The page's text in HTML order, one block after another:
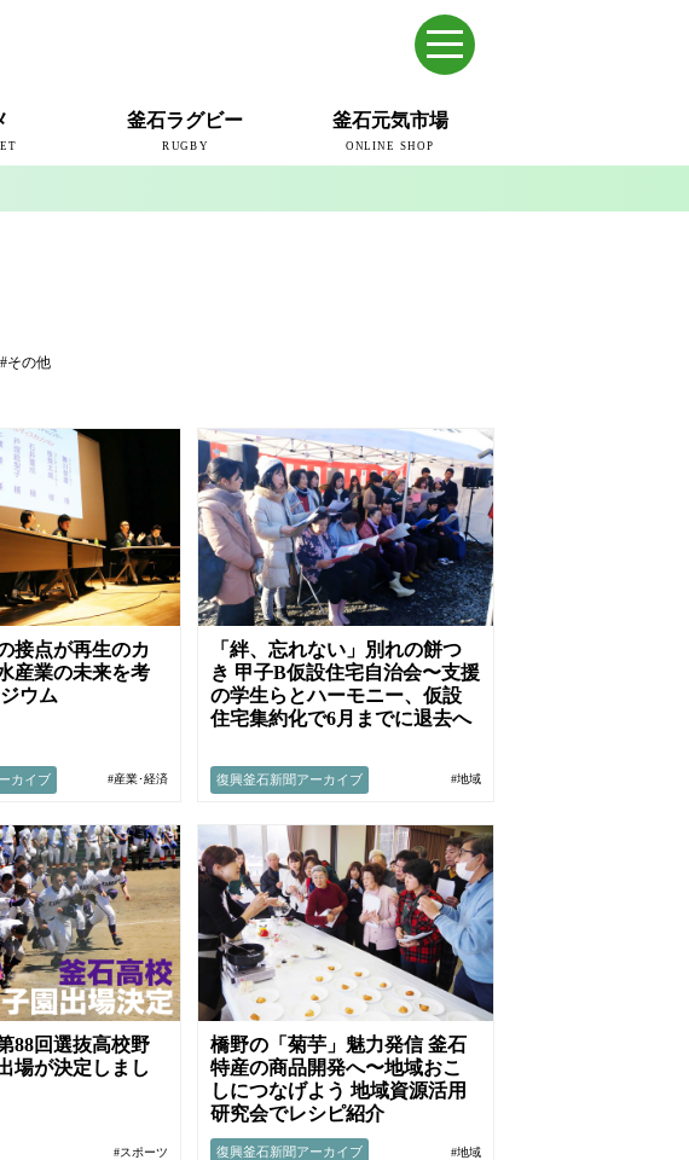
釜石ラグビー
RUGBY
釜石元気市場
ONLINE SHOP
#その他
接点が再生のカ
産業の未来を考
ウム
カイブ #産業･経済
「絆、忘れない」別れの餅つ
き 甲子B仮設住宅自治会〜支援
の学生らとハーモニー、仮設
住宅集約化で6月までに退去へ
復興釜石新聞アーカイブ #地域
88回選抜高校野
場が決定しまし
#スポーツ
橋野の「菊芋」魅力発信 釜石
特産の商品開発へ〜地域おこ
しにつなげよう 地域資源活用
研究会でレシピ紹介
復興釜石新聞アーカイブ #地域